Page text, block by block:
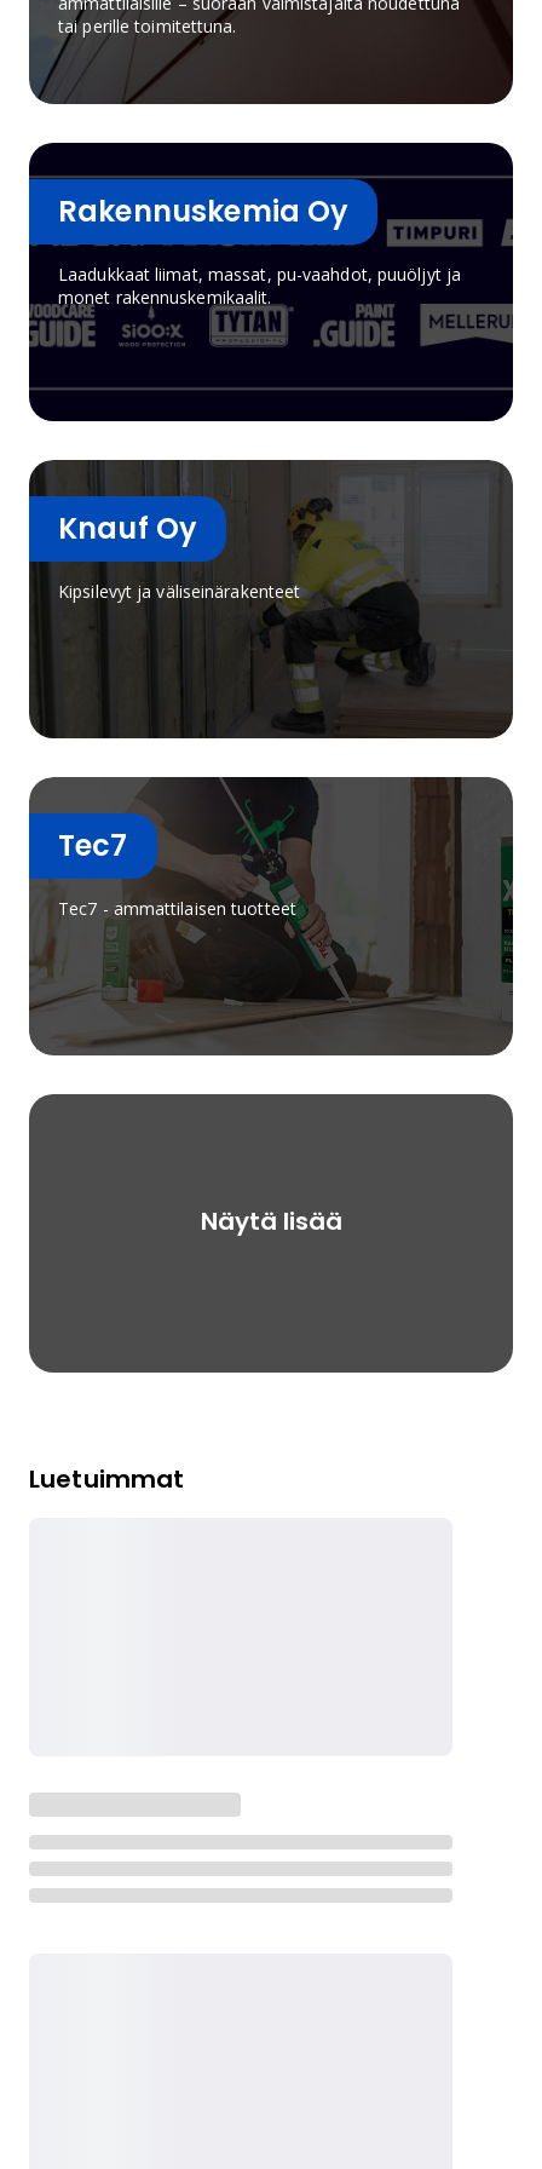
märkätilarakentamiseen.Tälle sivulle on koottu
Rakentaja.fi Finnfoam-artikkelit, työohjeet ja
käytännön esimerkit eri eristyskohteisiin.
tai perille toimitettuna.
Rakennuskemia Oy
Laadukkaat liimat, massat, pu-vaahdot, puuöljyt ja
monet rakennuskemikaalit.
Knauf Oy
Kipsilevyt ja väliseinärakenteet
Tec7
Tec7 - ammattilaisen tuotteet
Näytä lisää
Luetuimmat